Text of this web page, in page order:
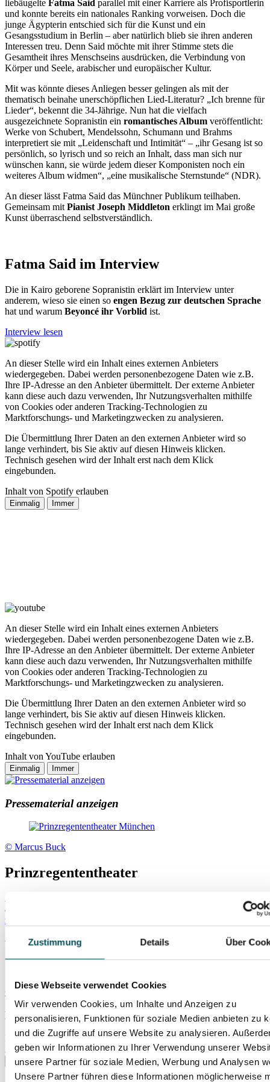
Zustimmung Details Über
Diese Webseite verwendet Cookies
Wir verwenden Cookies, um Inhalte und Anzeigen zu
personalisieren, Funktionen für soziale Medien anbieten zu
und die Zugriffe auf unsere Website zu analysieren.
geben wir Informationen zu Ihrer Verwendung unserer
unsere Partner für soziale Medien, Werbung und Analysen
Unsere Partner führen diese Informationen möglicherweise
liebäugelte Fatma Said parallel mit einer Karriere als Profisportlerin
und konnte bereits ein nationales Ranking vorweisen. Doch die
junge Ägypterin entschied sich für die Kunst und ein
Gesangsstudium in Berlin – aber natürlich blieb sie ihren anderen
Interessen treu. Denn Said möchte mit ihrer Stimme stets die
Gesamtheit ihres Menschseins ausdrücken, die Verbindung von
Körper und Seele, arabischer und europäischer Kultur.
Mit was könnte dieses Anliegen besser gelingen als mit der
thematisch beinahe unerschöpflichen Lied-Literatur? „Ich brenne für
Lieder“, bekennt die 34-Jährige. Nun hat die vielfach
ausgezeichnete Sopranistin ein romantisches Album veröffentlicht:
Werke von Schubert, Mendelssohn, Schumann und Brahms
interpretiert sie mit „Leidenschaft und Intimität“ – „ihr Gesang ist so
persönlich, so lyrisch und so reich an Inhalt, dass man sich nur
wünschen kann, sie würde jedem dieser Komponisten noch ein
weiteres Album widmen“, „eine musikalische Sternstunde“ (NDR).
An dieser lässt Fatma Said das Münchner Publikum teilhaben.
Gemeinsam mit Pianist Joseph Middleton erklingt im Mai große
Kunst überraschend selbstverständlich.
Fatma Said im Interview
Die in Kairo geborene Sopranistin erklärt im Interview unter
anderem, wieso sie einen so engen Bezug zur deutschen Sprache
hat und warum Beyoncé ihr Vorblid ist.
Interview lesen
An dieser Stelle wird ein Inhalt eines externen Anbieters
wiedergegeben. Dabei werden personenbezogene Daten wie z.B.
Ihre IP-Adresse an den Anbieter übermittelt. Der externe Anbieter
kann diese auch dazu verwenden, Ihr Nutzungsverhalten mithilfe
von Cookies oder anderen Tracking-Technologien zu
Marktforschungs- und Marketingzwecken zu analysieren.
Die Übermittlung Ihrer Daten an den externen Anbieter wird so
lange verhindert, bis Sie aktiv auf diesen Hinweis klicken.
Technisch gesehen wird der Inhalt erst nach dem Klick
eingebunden.
Inhalt von Spotify erlauben
An dieser Stelle wird ein Inhalt eines externen Anbieters
wiedergegeben. Dabei werden personenbezogene Daten wie z.B.
Ihre IP-Adresse an den Anbieter übermittelt. Der externe Anbieter
kann diese auch dazu verwenden, Ihr Nutzungsverhalten mithilfe
von Cookies oder anderen Tracking-Technologien zu
Marktforschungs- und Marketingzwecken zu analysieren.
Die Übermittlung Ihrer Daten an den externen Anbieter wird so
lange verhindert, bis Sie aktiv auf diesen Hinweis klicken.
Technisch gesehen wird der Inhalt erst nach dem Klick
eingebunden.
Inhalt von YouTube erlauben
Pressematerial anzeigen
© Marcus Buck
Prinzregententheater
81675 München
zum Routenplaner
Weitere Veranstaltungsempfehlungen
© Matthias Müller
BERTIN · ADAMS · BEETHOVEN · DUKAS
Do., 08.10.2026
Prinzregententheater